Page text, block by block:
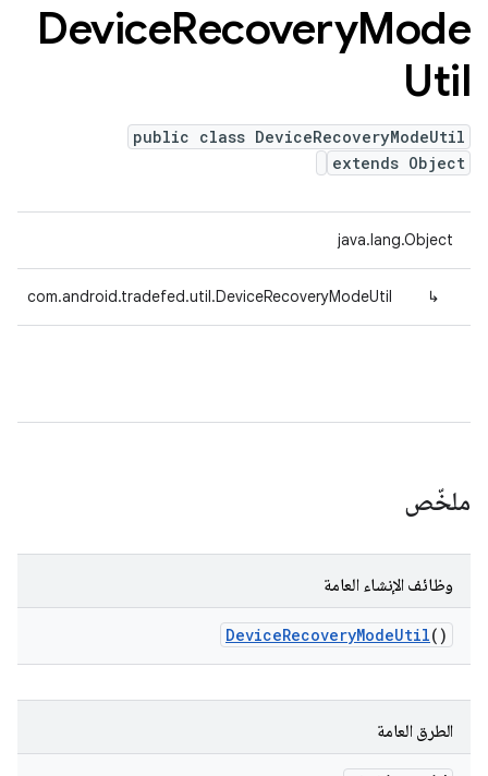
DeviceRecoveryMode
Util
public class DeviceRecoveryModeUtil
extends Object
java.lang.Object
↳
com.android.tradefed.util.DeviceRecoveryModeUtil
ملخّص
وظائف الإنشاء العامة
DeviceRecoveryModeUtil()
الطرق العامة